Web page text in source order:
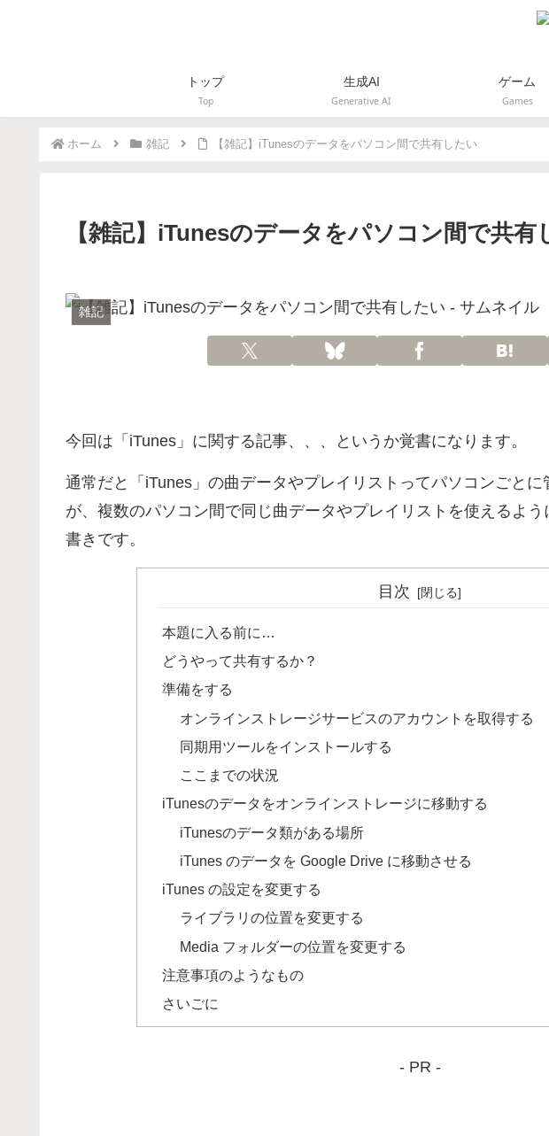
トップ
Top
生成AI
Generative AI
ゲーム
Games
ホーム 雑記 【雑記】iTunesのデータをパソコン間で共有したい
【雑記】iTunesのデータをパソコン間で共有
雑記
今回は「iTunes」に関する記事、、、というか覚書になります。
通常だと「iTunes」の曲データやプレイリストってパソコンごと
が、複数のパソコン間で同じ曲データやプレイリストを使えるよ
書きです。
目次
本題に入る前に…
どうやって共有するか？
準備をする
オンラインストレージサービスのアカウントを取得する
同期用ツールをインストールする
ここまでの状況
iTunesのデータをオンラインストレージに移動する
iTunesのデータ類がある場所
iTunes のデータを Google Drive に移動させる
iTunes の設定を変更する
ライブラリの位置を変更する
Media フォルダーの位置を変更する
注意事項のようなもの
さいごに
- PR -